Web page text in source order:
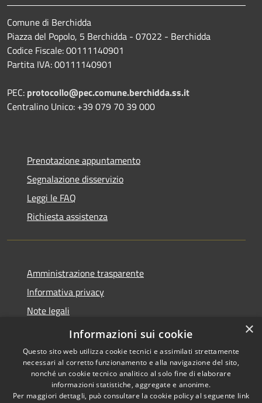
Comune di Berchidda
Piazza del Popolo, 5 Berchidda - 07022 - Berchidda
Codice Fiscale: 00111140901
Partita IVA: 00111140901
PEC: protocollo@pec.comune.berchidda.ss.it
Centralino Unico: +39 079 70 39 000
Prenotazione appuntamento
Segnalazione disservizio
Leggi le FAQ
Richiesta assistenza
Amministrazione trasparente
Informativa privacy
Note legali
Dichiarazione di accessibilità
Copyright © 2026 • Comune di
×
Informazioni sui cookie
Questo sito web utilizza cookie tecnici e assimilati strettamente
necessari al corretto funzionamento e alla navigazione del sito,
nonché un cookie tecnico analitico al solo fine di elaborare
informazioni statistiche, aggregate e anonime.
Per maggiori dettagli, può consultare la cookie policy al seguente link